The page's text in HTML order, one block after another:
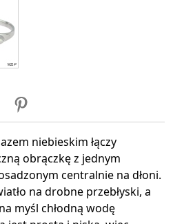
Tweetuj
niebieskim łączy
obrączkę z jednym
centralnie na dłoni.
na drobne przebłyski, a
myśl chłodną wodę